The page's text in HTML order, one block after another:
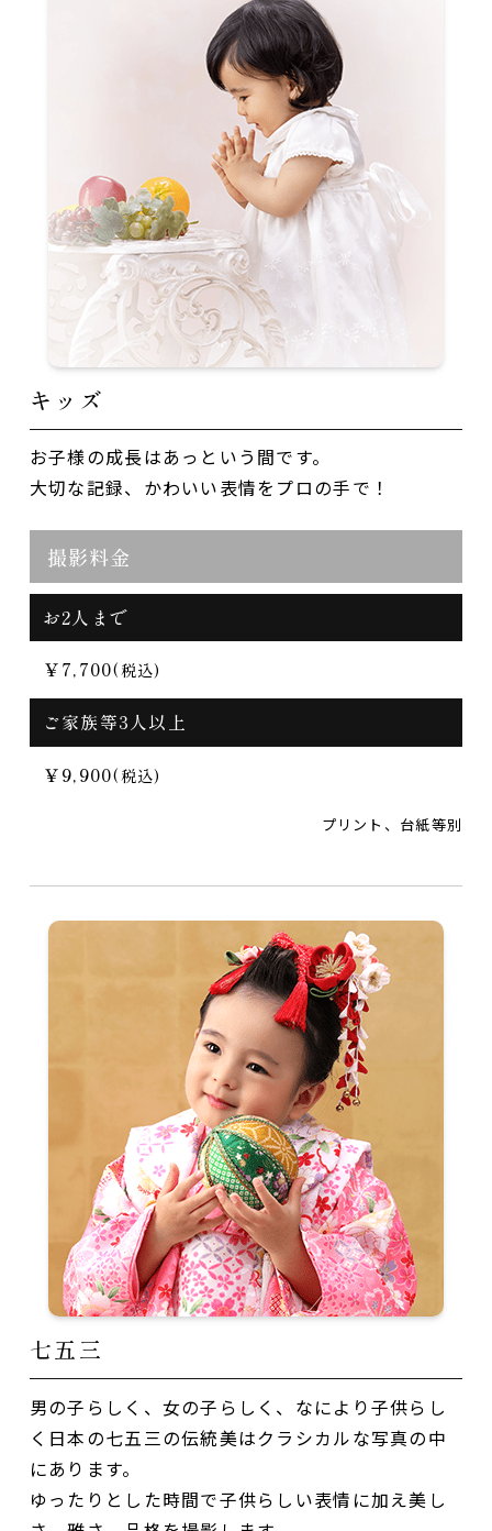
キッズ
お子様の成長はあっという間です。
大切な記録、かわいい表情をプロの手で！
撮影料金
お2人まで
￥7,700(税込)
ご家族等3人以上
￥9,900(税込)
プリント、台紙等別
七五三
男の子らしく、女の子らしく、なにより子供らし
く日本の七五三の伝統美はクラシカルな写真の中
にあります。
ゆったりとした時間で子供らしい表情に加え美し